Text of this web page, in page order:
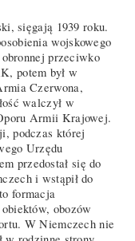
sięgają 1939 roku.
wojskowego
przeciwko
potem był w
Czerwona,
walczył w
Armii Krajowej.
podczas której
Urzędu
przedostał się do
i wstąpił do
formacja
obozów
W Niemczech nie